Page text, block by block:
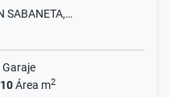
SABANETA,…
Garaje
Área m2